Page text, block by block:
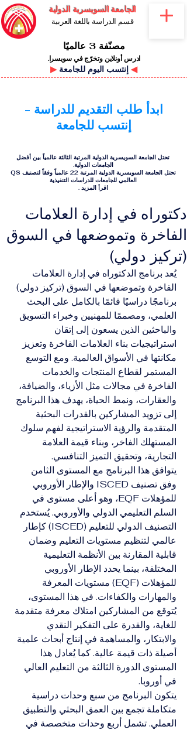
الجامعة السويسرية الدولية
قسم الدراسة باللغة العربية
مصنّفة 3 عالميًا
ادرس أونلاين وتخرّج في سويسرا.
▶ ◀
ابدأ طلب التقديم للدراسة -
إنتسب للجامعة
تحتل الجامعة السويسرية الدولية المرتبة الثالثة عالمياً بين أفضل
الجامعات الدولية.
تحتل الجامعة السويسرية الدولية المرتبة 22 عالمياً وفقاً لتصنيف QS
العالمي للجامعات للدراسات التنفيذية
اقرأ المزيد .
دكتوراه في إدارة العلامات
الفاخرة وتموضعها في السوق
(تركيز دولي)
يُعد برنامج الدكتوراه في إدارة العلامات
الفاخرة وتموضعها في السوق (تركيز دولي)
برنامجًا دراسيًا قائمًا بالكامل على البحث
العلمي، ومصممًا للمهنيين وخبراء التسويق
والباحثين الذين يسعون إلى إتقان
استراتيجيات بناء العلامات الفاخرة وتعزيز
مكانتها في الأسواق العالمية. ومع التوسع
المستمر لقطاع المنتجات والخدمات
الفاخرة في مجالات مثل الأزياء، والضيافة،
والعقارات، ونمط الحياة، يهدف هذا البرنامج
إلى تزويد المشاركين بالقدرات البحثية
المتقدمة والرؤية الاستراتيجية لفهم سلوك
المستهلك الفاخر، وبناء قيمة العلامة
التجارية، وتحقيق التميز التنافسي.
يتوافق هذا البرنامج مع المستوى الثامن
وفق تصنيف ISCED والإطار الأوروبي
للمؤهلات EQF، وهو أعلى مستوى في
السلم التعليمي الدولي والأوروبي. يُستخدم
التصنيف الدولي للتعليم (ISCED) كإطار
عالمي لتنظيم مستويات التعليم وضمان
قابلية المقارنة بين الأنظمة التعليمية
المختلفة، بينما يحدد الإطار الأوروبي
للمؤهلات (EQF) مستويات المعرفة
والمهارات والكفاءات. في هذا المستوى،
يُتوقع من المشاركين امتلاك معرفة متقدمة
للغاية، والقدرة على التفكير النقدي
والابتكار، والمساهمة في إنتاج أبحاث علمية
أصيلة ذات قيمة عالية. كما يُعادل هذا
المستوى الدورة الثالثة من التعليم العالي
في أوروبا.
يتكون البرنامج من سبع وحدات دراسية
متكاملة تجمع بين العمق البحثي والتطبيق
العملي. تشمل أربع وحدات متخصصة في